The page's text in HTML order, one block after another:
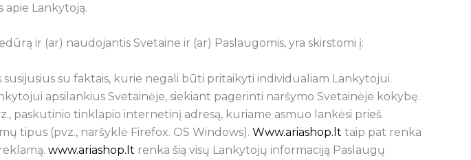
apie Lankytoją.
ir (ar) naudojantis Svetaine ir (ar) Paslaugomis, yra skirstomi į:
su faktais, kurie negali būti pritaikyti individualiam Lankytojui.
apsilankius Svetainėje, siekiant pagerinti naršymo Svetainėje kokybę.
paskutinio tinklapio internetinį adresą, kuriame asmuo lankėsi prieš
tipus (pvz., naršyklė Firefox. OS Windows). Www.ariashop.lt taip pat renka
www.ariashop.lt renka šią visų Lankytojų informaciją Paslaugų